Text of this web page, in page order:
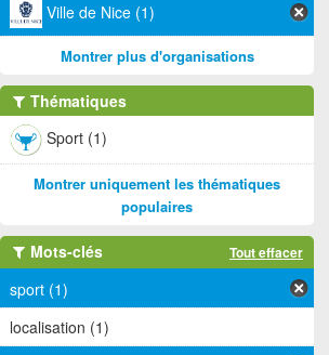
Ville de Nice (1)
Montrer plus d'organisations
Thématiques
Sport (1)
Montrer uniquement les thématiques
populaires
Mots-clés Tout effacer
sport (1)
localisation (1)